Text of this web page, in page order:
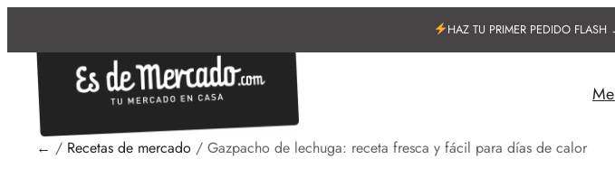
HAZ TU PRIMER PEDIDO FLASH
← / Recetas de mercado / Gazpacho de lechuga: receta fresca y fácil para días de calor